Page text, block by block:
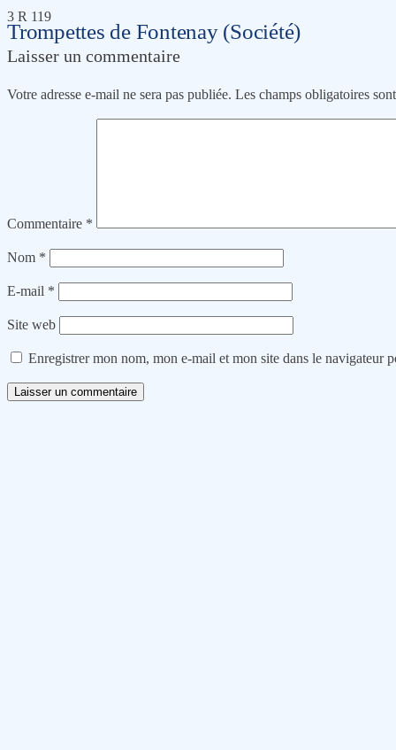
Trompettes de Fontenay (Société)
3 R 119
Laisser un commentaire
Votre adresse e-mail ne sera pas publiée. Les champs obligatoires
Commentaire *
Nom *
E-mail *
Site web
Enregistrer mon nom, mon e-mail et mon site dans le navigateur